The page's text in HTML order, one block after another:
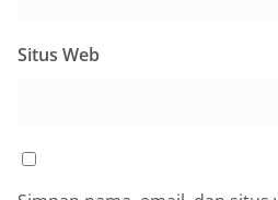
Situs Web